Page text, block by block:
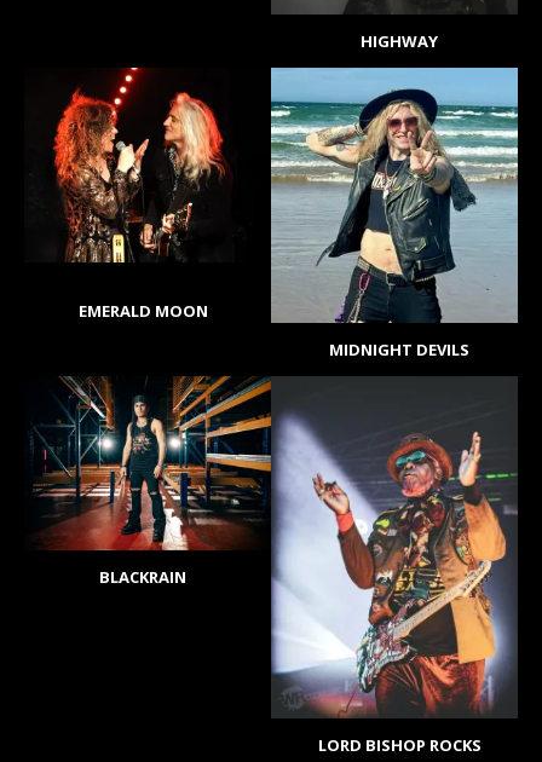
HIGHWAY
EMERALD MOON
MIDNIGHT DEVILS
BLACKRAIN
LORD BISHOP ROCKS